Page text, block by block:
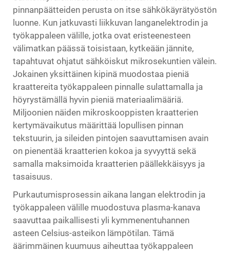
pinnanpäätteiden perusta on itse sähkökäyrätyöstön
luonne. Kun jatkuvasti liikkuvan langanelektrodin ja
työkappaleen välille, jotka ovat eristeenesteen
välimatkan päässä toisistaan, kytkeään jännite,
tapahtuvat ohjatut sähköiskut mikrosekuntien välein.
Jokainen yksittäinen kipinä muodostaa pieniä
kraattereita työkappaleen pinnalle sulattamalla ja
höyrystämällä hyvin pieniä materiaalimääriä.
Miljoonien näiden mikroskooppisten kraatterien
kertymävaikutus määrittää lopullisen pinnan
tekstuurin, ja sileiden pintojen saavuttamisen avain
on pienentää kraatterien kokoa ja syvyyttä sekä
samalla maksimoida kraatterien päällekkäisyys ja
tasaisuus.
Purkautumisprosessin aikana langan elektrodin ja
työkappaleen välille muodostuva plasma-kanava
saavuttaa paikallisesti yli kymmenentuhannen
asteen Celsius-asteikon lämpötilan. Tämä
äärimmäinen kuumuus aiheuttaa työkappaleen